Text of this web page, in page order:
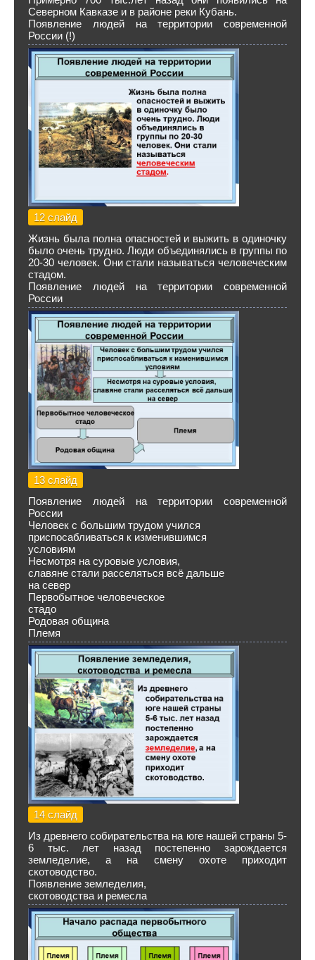
Северном Кавказе и в районе реки Кубань.
Появление людей на территории современной
России (!)
12 слайд
Жизнь была полна опасностей и выжить в одиночку
было очень трудно. Люди объединялись в группы по
20-30 человек. Они стали называться человеческим
стадом.
Появление людей на территории современной
России
13 слайд
Появление людей на территории современной
России
Человек с большим трудом учился
приспосабливаться к изменившимся
условиям
Несмотря на суровые условия,
славяне стали расселяться всё дальше
на север
Первобытное человеческое
стадо
Родовая община
Племя
14 слайд
Из древнего собирательства на юге нашей страны 5-
6 тыс. лет назад постепенно зарождается
земледелие, а на смену охоте приходит
скотоводство.
Появление земледелия,
скотоводства и ремесла